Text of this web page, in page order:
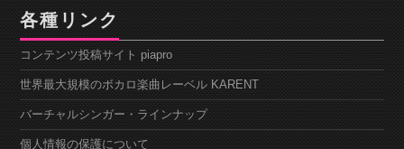
各種リンク
コンテンツ投稿サイト piapro
世界最大規模のボカロ楽曲レーベル KARENT
バーチャルシンガー・ラインナップ
個人情報の保護について